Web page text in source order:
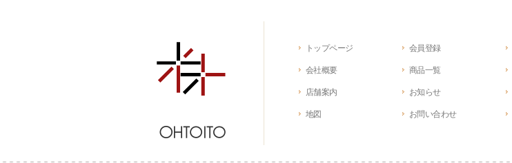
トップページ
会社概要
店舗案内
地図
会員登録
商品一覧
お知らせ
お問い合わせ